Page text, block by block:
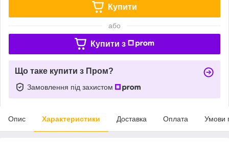
Купити
або
Купити з
Що таке купити з Пром?
Замовлення під захистом
Опис Характеристики Доставка Оплата Умови